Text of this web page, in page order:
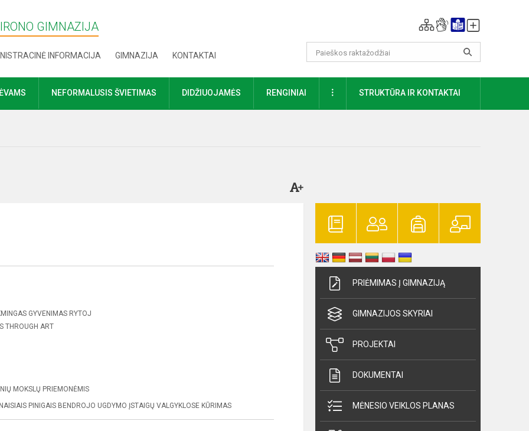
GIMNAZIJA
INFORMACIJA GIMNAZIJA KONTAKTAI
NEFORMALUSIS ŠVIETIMAS DIDŽIUOJAMĖS RENGINIAI DAUGIAUSTRUKTŪRA IR KONTAKTAI
GYVENIMAS RYTOJ
THROUGH ART
MOKSLŲ PRIEMONĖMIS
PINIGAIS BENDROJO UGDYMO ĮSTAIGŲ VALGYKLOSE KŪRIMAS
PRIĖMIMAS Į GIMNAZIJĄ
GIMNAZIJOS SKYRIAI
PROJEKTAI
DOKUMENTAI
MĖNESIO VEIKLOS PLANAS